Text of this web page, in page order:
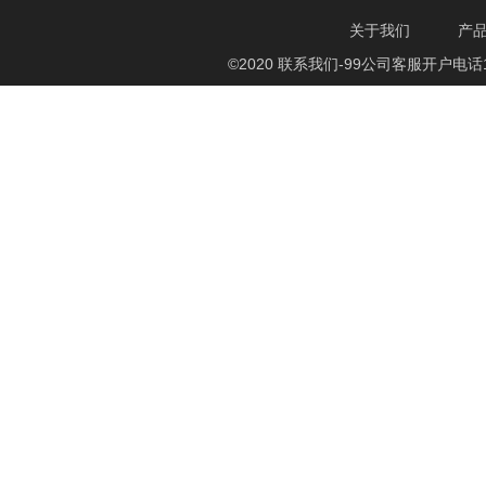
关于我们
产
©2020 联系我们-99公司客服开户电